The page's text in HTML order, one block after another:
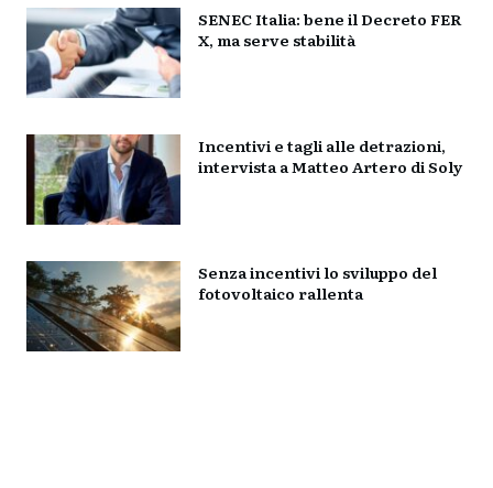
SENEC Italia: bene il Decreto FER
X, ma serve stabilità
Incentivi e tagli alle detrazioni,
intervista a Matteo Artero di Soly
Senza incentivi lo sviluppo del
fotovoltaico rallenta